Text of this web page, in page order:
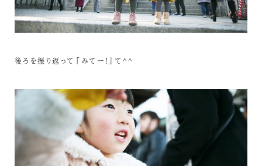
後ろを振り返って「みてー！」て^^